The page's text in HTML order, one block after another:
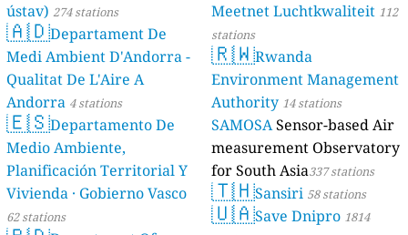
ústav) 274 stations
🇦🇩Departament De
Medi Ambient D'Andorra -
Qualitat De L'Aire A
Andorra 4 stations
🇪🇸Departamento De
Medio Ambiente,
Planificación Territorial Y
Vivienda · Gobierno Vasco
62 stations
Meetnet Luchtkwaliteit 112
stations
🇷🇼Rwanda
Environment Management
Authority 14 stations
SAMOSASensor-based Air
measurement Observatory
for South Asia337 stations
🇹🇭Sansiri 58 stations
🇺🇦Save Dnipro 1814